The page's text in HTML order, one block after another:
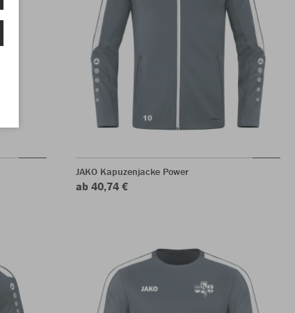
JAKO Kapuzenjacke Power
ab 40,74 €